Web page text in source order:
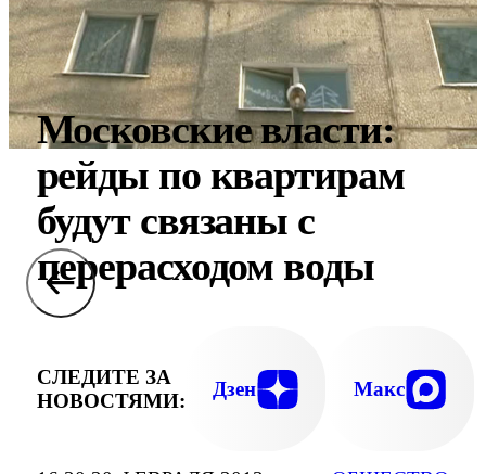
Московские власти:
рейды по квартирам
будут связаны с
перерасходом воды
СЛЕДИТЕ ЗА
НОВОСТЯМИ:
Дзен Макс